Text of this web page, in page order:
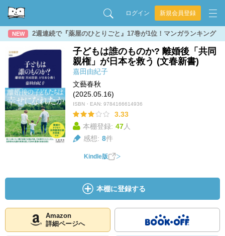
ログイン 新規会員登録
NEW 2週連続で『薬屋のひとりごと』17巻が1位！マンガランキング
子どもは誰のものか? 離婚後「共同
親権」が日本を救う (文春新書)
嘉田由紀子
文藝春秋
(2025.05.16)
ISBN・EAN: 9784166614936
3.33
本棚登録: 47人
感想: 8件
Kindle版
本棚に登録する
Amazon
詳細ページへ